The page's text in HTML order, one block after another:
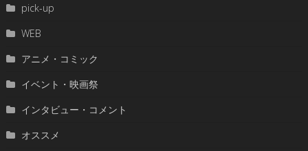
pick-up
WEB
アニメ・コミック
イベント・映画祭
インタビュー・コメント
オススメ